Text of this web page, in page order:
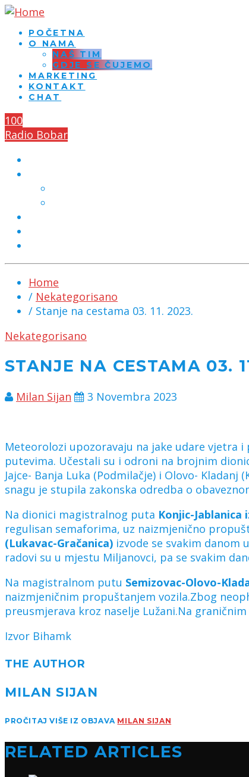
POČETNA
O NAMA
NAŠ TIM
GDJE SE ČUJEMO
MARKETING
KONTAKT
CHAT
100
Radio Bobar
Home
/ Nekategorisano
/ Stanje na cestama 03. 11. 2023.
Nekategorisano
STANJE NA CESTAMA 03.
Milan Sijan 3 Novembra 2023
Meteorolozi upozoravaju na jake udare vjetra
putevima. Učestali su i odroni na brojnim
Jajce- Banja Luka (Podmilačje) i Olovo-
snagu je stupila zakonska odredba o
Na dionici magistralnog puta Konjic-Jablanica
regulisan semaforima, uz naizmjenično
(Lukavac-Gračanica) izvode se svakim danom
radovi su u mjestu Miljanovci, pa se svakim
Na magistralnom putu Semizovac-Olovo-
naizmjeničnim propuštanjem vozila.Zbog
preusmjerava kroz naselje Lužani.Na
Izvor Bihamk
THE AUTHOR
MILAN SIJAN
PROČITAJ VIŠE IZ OBJAVA MILAN SIJAN
RELATED ARTICLES